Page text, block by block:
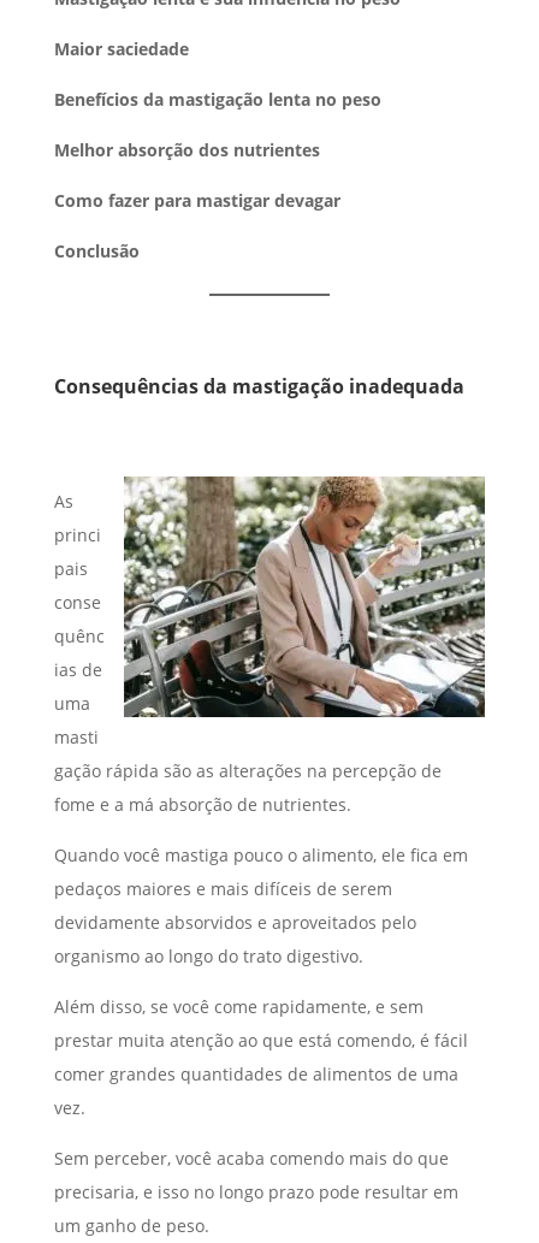
Maior saciedade
Benefícios da mastigação lenta no peso
Melhor absorção dos nutrientes
Como fazer para mastigar devagar
Conclusão
Consequências da mastigação inadequada
As
princi
pais
conse
quênc
ias de
uma
masti
gação rápida são as alterações na percepção de
fome e a má absorção de nutrientes.
Quando você mastiga pouco o alimento, ele fica em
pedaços maiores e mais difíceis de serem
devidamente absorvidos e aproveitados pelo
organismo ao longo do trato digestivo.
Além disso, se você come rapidamente, e sem
prestar muita atenção ao que está comendo, é fácil
comer grandes quantidades de alimentos de uma
vez.
Sem perceber, você acaba comendo mais do que
precisaria, e isso no longo prazo pode resultar em
um ganho de peso.